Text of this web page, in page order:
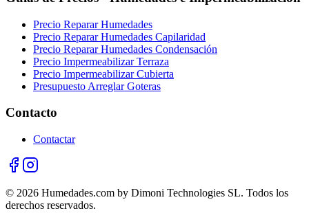
Precio Reparar Humedades
Precio Reparar Humedades Capilaridad
Precio Reparar Humedades Condensación
Precio Impermeabilizar Terraza
Precio Impermeabilizar Cubierta
Presupuesto Arreglar Goteras
Contacto
Contactar
© 2026 Humedades.com by Dimoni Technologies SL. Todos los
derechos reservados.